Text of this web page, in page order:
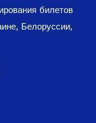
билетов
Белоруссии,